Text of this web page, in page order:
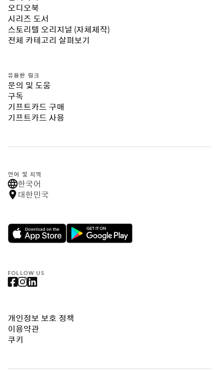
오디오북
시리즈 도서
스토리텔 오리지널 (자체제작)
전체 카테고리 살펴보기
유용한 링크
문의 및 도움
구독
기프트카드 구매
기프트카드 사용
언어 및 지역
한국어
대한민국
FOLLOW US
개인정보 보호 정책
이용약관
쿠키